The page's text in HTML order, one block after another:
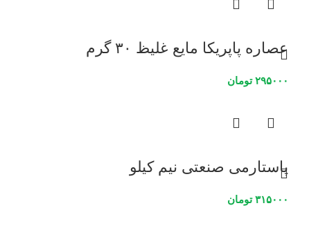
عصاره پاپریکا مایع غلیظ ۳۰ گرم
۲۹۵۰۰۰ تومان
پاستارمی صنعتی نیم کیلو
۳۱۵۰۰۰ تومان